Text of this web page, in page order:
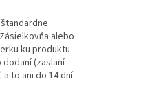
alebo
ku produktu
(zaslaní
to ani do 14 dní